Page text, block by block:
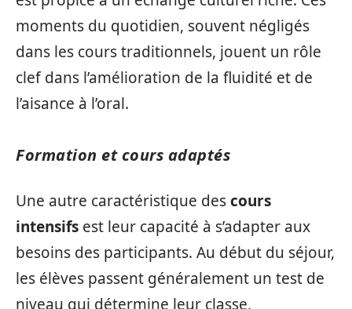
moments du quotidien, souvent négligés
dans les cours traditionnels, jouent un rôle
clef dans l’amélioration de la fluidité et de
l’aisance à l’oral.
Formation et cours adaptés
Une autre caractéristique descours
intensifs est leur capacité à s’adapter aux
besoins des participants. Au début du séjour,
les élèves passent généralement un test de
niveau qui détermine leur classe,